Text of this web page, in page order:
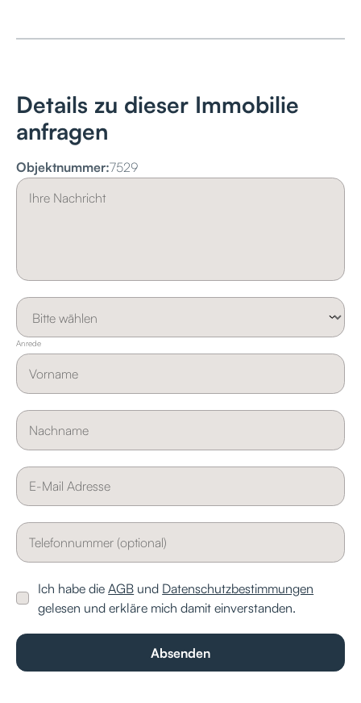
Details zu dieser Immobilie
anfragen
Objektnummer:7529
Anrede
Ich habe dieAGB und Datenschutzbestimmungen
gelesen und erkläre mich damit einverstanden.